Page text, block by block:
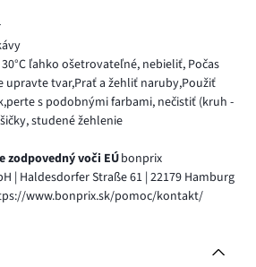
ľahko ošetrovateľné, nebieliť, Počas
tvar,Prať a žehliť naruby,Použiť
s podobnými farbami, nečistiť (kruh -
studené žehlenie
zodpovedný voči EÚbonprix
| Haldesdorfer Straße 61 | 22179 Hamburg
www.bonprix.sk/pomoc/kontakt/